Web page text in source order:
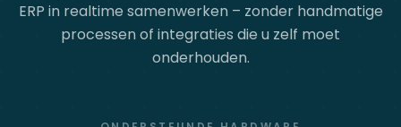
ERP in realtime samenwerken – zonder handmatige
processen of integraties die u zelf moet
onderhouden.